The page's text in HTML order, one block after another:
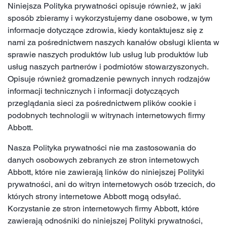
Niniejsza Polityka prywatności opisuje również, w jaki
sposób zbieramy i wykorzystujemy dane osobowe, w tym
informacje dotyczące zdrowia, kiedy kontaktujesz się z
nami za pośrednictwem naszych kanałów obsługi klienta w
sprawie naszych produktów lub usług lub produktów lub
usług naszych partnerów i podmiotów stowarzyszonych.
Opisuje również gromadzenie pewnych innych rodzajów
informacji technicznych i informacji dotyczących
przeglądania sieci za pośrednictwem plików cookie i
podobnych technologii w witrynach internetowych firmy
Abbott.
Nasza Polityka prywatności nie ma zastosowania do
danych osobowych zebranych ze stron internetowych
Abbott, które nie zawierają linków do niniejszej Polityki
prywatności, ani do witryn internetowych osób trzecich, do
których strony internetowe Abbott mogą odsyłać.
Korzystanie ze stron internetowych firmy Abbott, które
zawierają odnośniki do niniejszej Polityki prywatności,